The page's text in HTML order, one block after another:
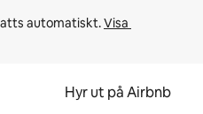
automatiskt. Visa
Hyr ut på Airbnb